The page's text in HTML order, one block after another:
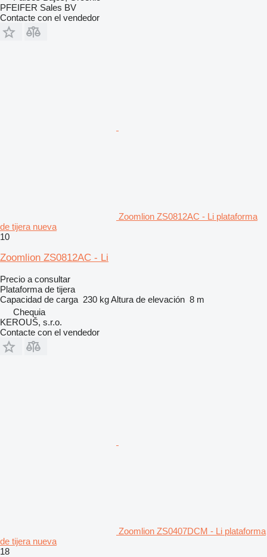
PFEIFER Sales BV
Contacte con el vendedor
Zoomlion ZS0812AC - Li plataforma
de tijera nueva
10
Zoomlion ZS0812AC - Li
Precio a consultar
Plataforma de tijera
Capacidad de carga 230 kgAltura de elevación 8 m
Chequia
KEROUŠ, s.r.o.
Contacte con el vendedor
Zoomlion ZS0407DCM - Li plataforma
de tijera nueva
18